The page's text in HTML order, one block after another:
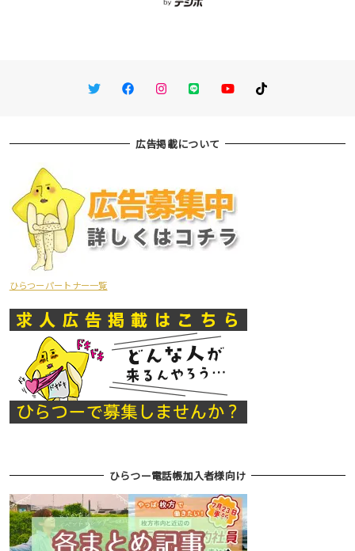
TwitterFacebookInstagram
LINE You TubeTikTok
広告掲載について
ひらつーパートナー一覧
ひらつー電話帳加入者様向け